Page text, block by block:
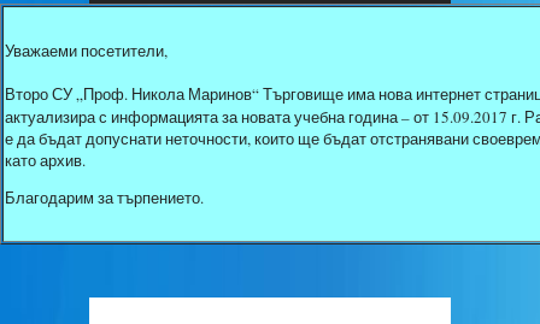
Уважаеми посетители,
Второ СУ „Проф. Никола Маринов“ Търговище има нова интернет
актуализира с информацията за новата учебна година – от 15.09.2017
е да бъдат допуснати неточности, които ще бъдат отстранявани
като архив.
Благодарим за търпението.